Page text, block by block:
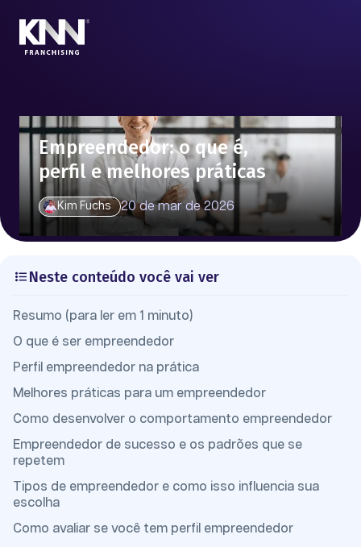
Empreendedor: o que é,
perfil e melhores práticas
Kim Fuchs 20 de mar de 2026
Neste conteúdo você vai ver
Resumo (para ler em 1 minuto)
O que é ser empreendedor
Perfil empreendedor na prática
Melhores práticas para um empreendedor
Como desenvolver o comportamento empreendedor
Empreendedor de sucesso e os padrões que se
repetem
Tipos de empreendedor e como isso influencia sua
escolha
Como avaliar se você tem perfil empreendedor